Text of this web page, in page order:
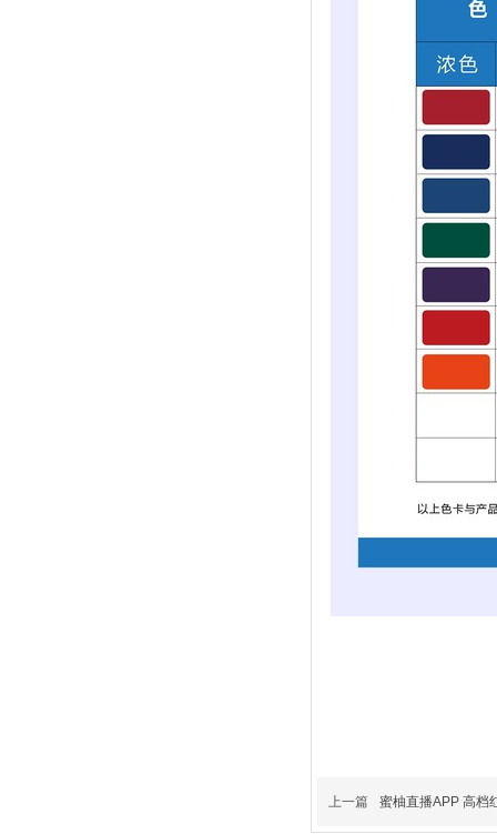
上一篇 蜜柚直播APP 高档